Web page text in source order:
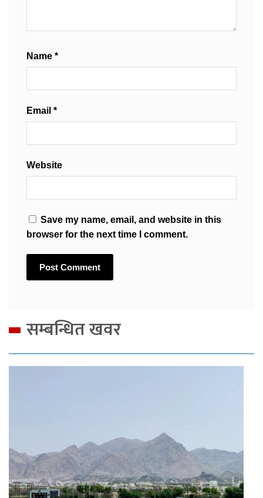
Name *
Email *
Website
Save my name, email, and website in this
browser for the next time I comment.
सम्बन्धित खवर